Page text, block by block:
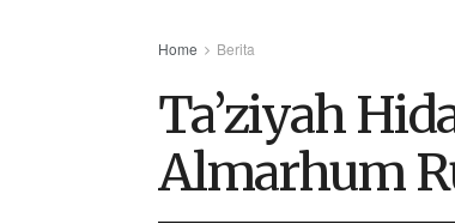
Home Berita
Ta’ziyah
Almarhum